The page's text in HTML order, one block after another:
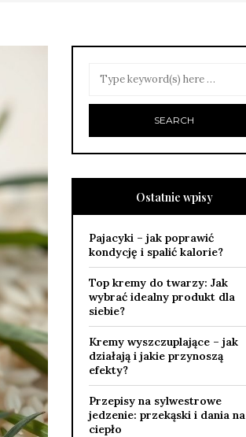
Ostatnie wpisy
Pajacyki – jak poprawić
kondycję i spalić kalorie?
Top kremy do twarzy: Jak
wybrać idealny produkt dla
siebie?
Kremy wyszczuplające – jak
działają i jakie przynoszą
efekty?
Przepisy na sylwestrowe
jedzenie: przekąski i dania na
ciepło